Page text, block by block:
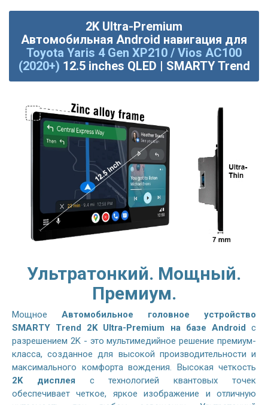
2K Ultra-Premium
Автомобильная Android навигация для
Toyota Yaris 4 Gen XP210 / Vios AC100
(2020+) 12.5 inches QLED | SMARTY Trend
Ультратонкий. Мощный.
Премиум.
Мощное Автомобильное головное устройство
SMARTY Trend 2K Ultra-Premium на базе Android с
разрешением 2K - это мультимедийное решение премиум-
класса, созданное для высокой производительности и
максимального комфорта вождения. Высокая четкость
2K дисплея с технологией квантовых точек
обеспечивает четкое, яркое изображение и отличную